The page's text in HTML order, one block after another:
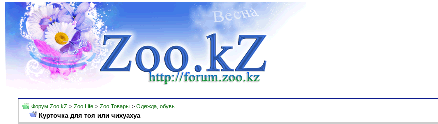
Форум Zoo.kZ > Zoo.Life > Zoo.Товары > Одежда, обувь
Курточка для тоя или чихуахуа